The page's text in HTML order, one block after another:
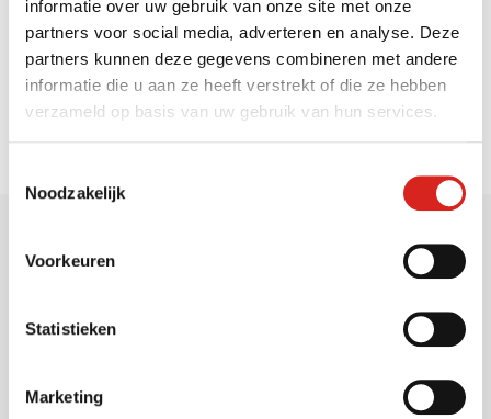
informatie over uw gebruik van onze site met onze
partners voor social media, adverteren en analyse. Deze
partners kunnen deze gegevens combineren met andere
informatie die u aan ze heeft verstrekt of die ze hebben
verzameld op basis van uw gebruik van hun services.
Noodzakelijk
Voorkeuren
Statistieken
Marketing
Zoeken op de website
Sectoren
Gemeenten